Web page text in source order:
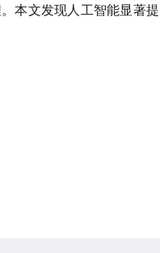
本文发现人工智能显著提
集型企业、拥有技术型董
地区中更显著。最后，本